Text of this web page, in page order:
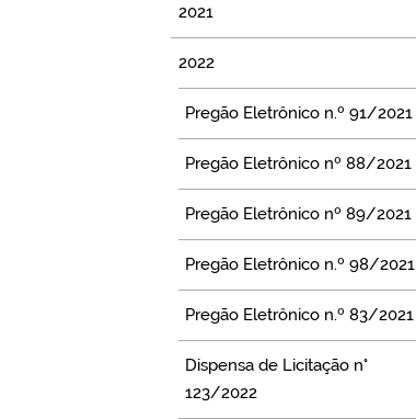
2021
2022
Pregão Eletrônico n.º 91/2021
Pregão Eletrônico nº 88/2021
Pregão Eletrônico nº 89/2021
Pregão Eletrônico n.º 98/2021
Pregão Eletrônico n.º 83/2021
Dispensa de Licitação n°
123/2022